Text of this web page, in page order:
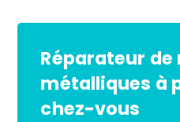
Réparateur de
métalliques à
chez-vous